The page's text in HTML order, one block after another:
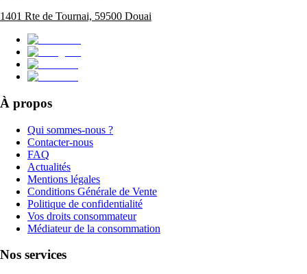
1401 Rte de Tournai, 59500 Douai
À propos
Qui sommes-nous ?
Contacter-nous
FAQ
Actualités
Mentions légales
Conditions Générale de Vente
Politique de confidentialité
Vos droits consommateur
Médiateur de la consommation
Nos services